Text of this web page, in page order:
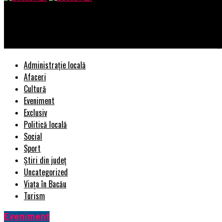
Administrație locală
Afaceri
Cultură
Eveniment
Exclusiv
Politică locală
Social
Sport
Știri din județ
Uncategorized
Viața în Bacău
Turism
Eveniment